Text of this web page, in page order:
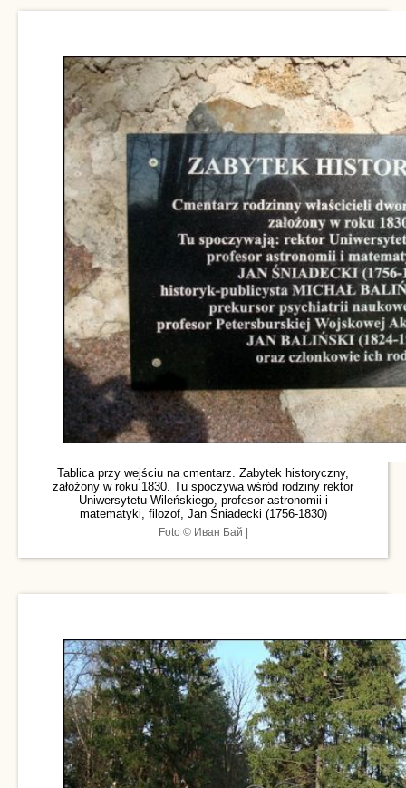
Tablica przy wejściu na cmentarz. Zabytek historyczny,
założony w roku 1830. Tu spoczywa wśród rodziny rektor
Uniwersytetu Wileńskiego, profesor astronomii i
matematyki, filozof, Jan Śniadecki (1756-1830)
Foto © Иван Бай |